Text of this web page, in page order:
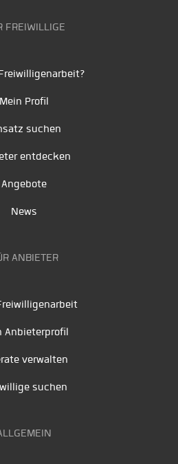
FREIWILLIGE
Mein Profil
suchen
entdecken
Angebote
News
ANBIETER
Anbieterprofil
verwalten
suchen